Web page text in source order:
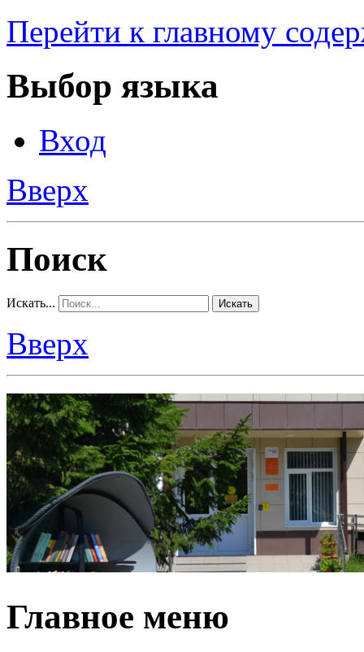
Перейти к главному
Выбор языка
Вход
Вверх
Поиск
Искать... Искать
Вверх
Главное меню